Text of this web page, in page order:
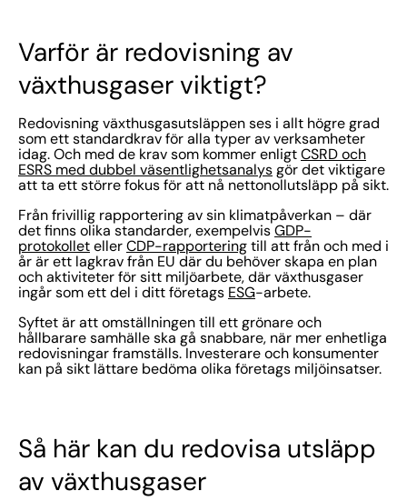
Varför är redovisning av
växthusgaser viktigt?
Redovisning växthusgasutsläppen ses i allt högre grad
som ett standardkrav för alla typer av verksamheter
idag. Och med de krav som kommer enligt CSRD och
ESRS med dubbel väsentlighetsanalys gör det viktigare
att ta ett större fokus för att nå nettonollutsläpp på sikt.
Från frivillig rapportering av sin klimatpåverkan – där
det finns olika standarder, exempelvis GDP-
protokollet eller CDP-rapportering till att från och med i
år är ett lagkrav från EU där du behöver skapa en plan
och aktiviteter för sitt miljöarbete, där växthusgaser
ingår som ett del i ditt företags ESG-arbete.
Syftet är att omställningen till ett grönare och
hållbarare samhälle ska gå snabbare, när mer enhetliga
redovisningar framställs. Investerare och konsumenter
kan på sikt lättare bedöma olika företags miljöinsatser.
Så här kan du redovisa utsläpp
av växthusgaser